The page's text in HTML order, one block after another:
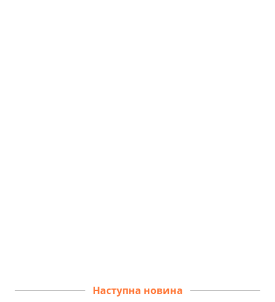
Наступна новина